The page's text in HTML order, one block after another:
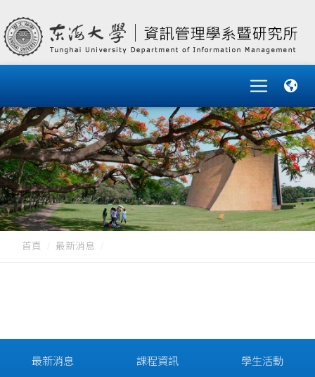
首頁 最新消息
最新消息 課程資訊 學生活動